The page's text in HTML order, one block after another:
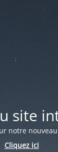
site
notre
Cliquez ici